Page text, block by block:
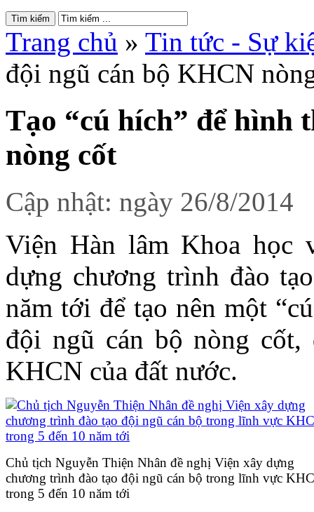
Trang chủ » Tin tức - Sự
đội ngũ cán bộ KHCN
Tạo “cú hích” để hình
nòng cốt
Cập nhật: ngày 26/8/2014
Viện Hàn lâm Khoa học
dựng chương trình đào
năm tới để tạo nên một
đội ngũ cán bộ nòng cốt,
KHCN của đất nước.
Chủ tịch Nguyễn Thiện Nhân đề nghị Viện xây dựng
chương trình đào tạo đội ngũ cán bộ trong lĩnh vực
trong 5 đến 10 năm tới